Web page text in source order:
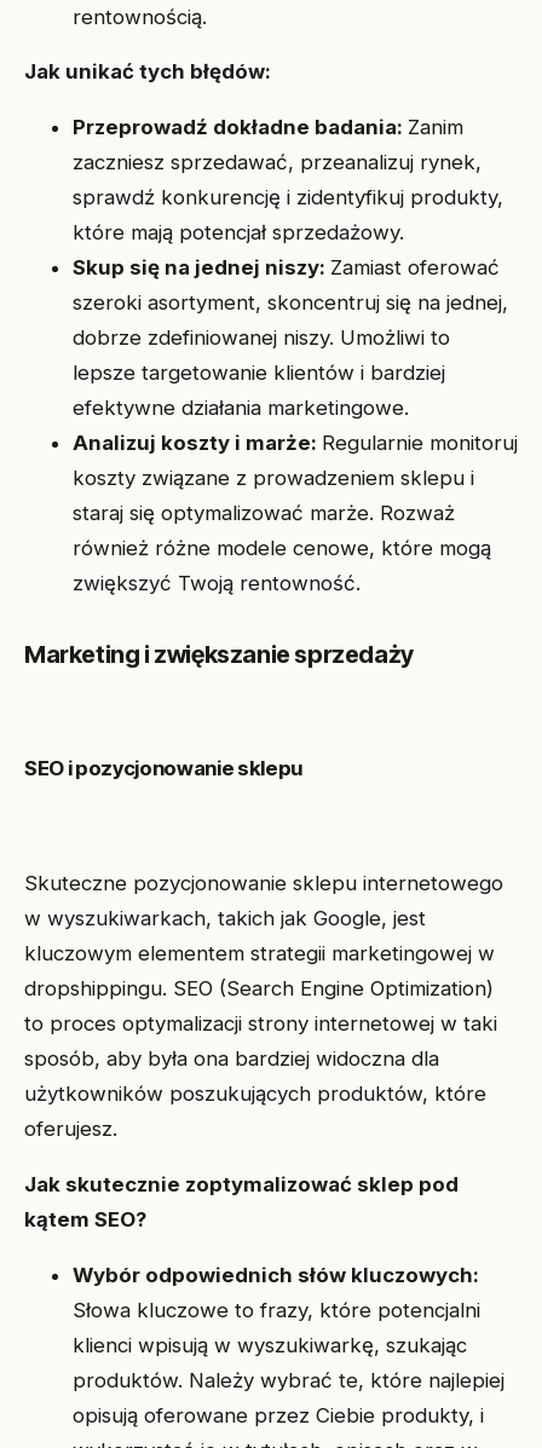
rentownością.
Jak unikać tych błędów:
Przeprowadź dokładne badania: Zanim
zaczniesz sprzedawać, przeanalizuj rynek,
sprawdź konkurencję i zidentyfikuj produkty,
które mają potencjał sprzedażowy.
Skup się na jednej niszy: Zamiast oferować
szeroki asortyment, skoncentruj się na jednej,
dobrze zdefiniowanej niszy. Umożliwi to
lepsze targetowanie klientów i bardziej
efektywne działania marketingowe.
Analizuj koszty i marże: Regularnie monitoruj
koszty związane z prowadzeniem sklepu i
staraj się optymalizować marże. Rozważ
również różne modele cenowe, które mogą
zwiększyć Twoją rentowność.
Marketing i zwiększanie sprzedaży
SEO i pozycjonowanie sklepu
Skuteczne pozycjonowanie sklepu internetowego
w wyszukiwarkach, takich jak Google, jest
kluczowym elementem strategii marketingowej w
dropshippingu. SEO (Search Engine Optimization)
to proces optymalizacji strony internetowej w taki
sposób, aby była ona bardziej widoczna dla
użytkowników poszukujących produktów, które
oferujesz.
Jak skutecznie zoptymalizować sklep pod
kątem SEO?
Wybór odpowiednich słów kluczowych:
Słowa kluczowe to frazy, które potencjalni
klienci wpisują w wyszukiwarkę, szukając
produktów. Należy wybrać te, które najlepiej
opisują oferowane przez Ciebie produkty, i